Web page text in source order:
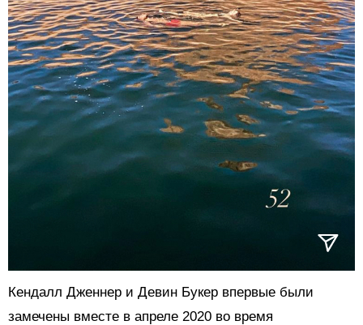
Кендалл Дженнер и Девин Букер впервые были
замечены вместе в апреле 2020 во время